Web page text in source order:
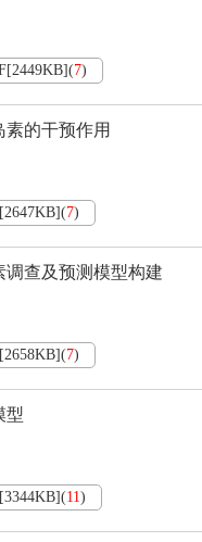
2449KB](7)
素的干预作用
2647KB](7)
查及预测模型构建
2658KB](7)
型
3344KB](11)